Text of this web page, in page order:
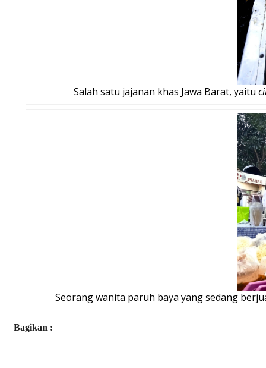
Salah satu jajanan khas Jawa Barat, yaitu
Seorang wanita paruh baya yang sedang
Bagikan :